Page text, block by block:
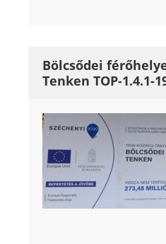
Bölcsődei
Tenken TOP-1.4.1-